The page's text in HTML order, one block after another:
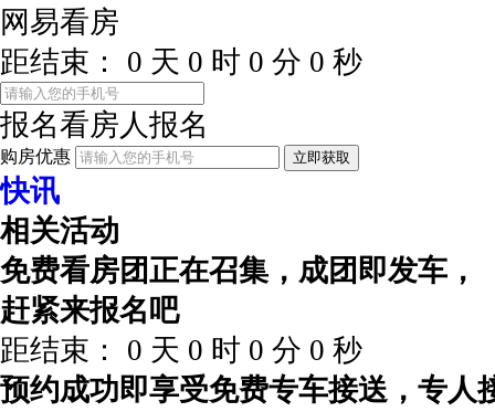
网易看房
距结束：
0 天 0 时 0 分 0 秒
报名看房人报名
购房优惠 立即获取
快讯
相关活动
免费看房团正在召集，成团即发车，
赶紧来报名吧
距结束：
0 天 0 时 0 分 0 秒
预约成功即享受免费专车接送，专人